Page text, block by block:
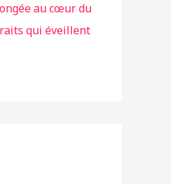
au cœur du
qui éveillent